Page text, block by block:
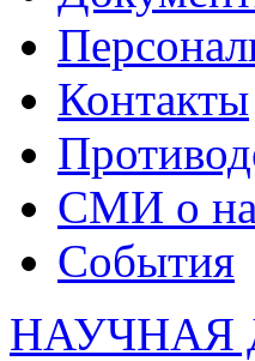
Контакты
СМИ о
События
НАУЧНАЯ